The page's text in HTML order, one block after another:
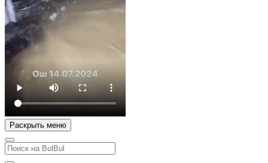
Раскрыть меню